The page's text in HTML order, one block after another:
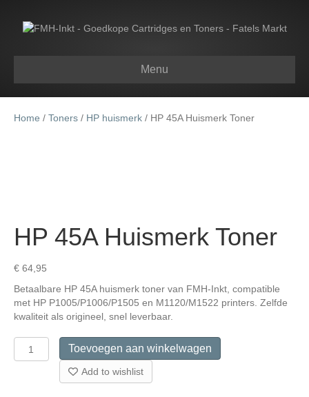
Menu
Home / Toners / HP huismerk / HP 45A Huismerk Toner
HP 45A Huismerk Toner
€ 64,95
Betaalbare HP 45A huismerk toner van FMH-Inkt, compatible
met HP P1005/P1006/P1505 en M1120/M1522 printers. Zelfde
kwaliteit als origineel, snel leverbaar.
45A
Toevoegen aan winkelwagen
Add to wishlist